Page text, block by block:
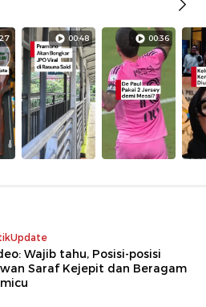
00:48 00:36
Wajib tahu, Posisi-posisi
Saraf Kejepit dan Beragam